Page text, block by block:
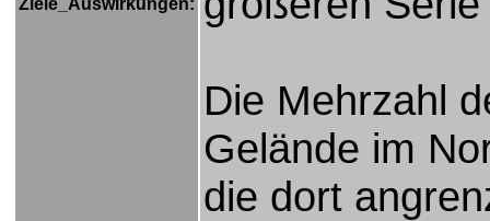
Ziele_Auswirkungen:
Die Mehrzahl
Gelände im
die dort